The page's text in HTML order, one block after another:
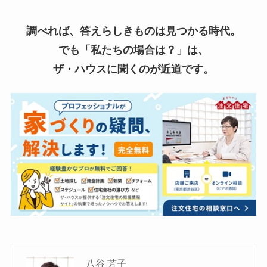
調べれば、答えらしきものは見つかる時代。
でも「私たちの場合は？」は、
ザ・ハウスに聞くのが近道です。
八谷 芳子